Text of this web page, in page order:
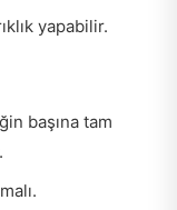
yapabilir.
başına tam